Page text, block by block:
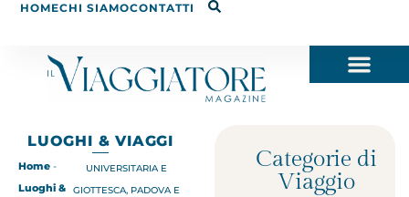
HOMECHI SIAMOCONTATTI
LUOGHI & VIAGGI
Home -
Luoghi &
UNIVERSITARIA E
GIOTTESCA, PADOVA E
Categorie di
Viaggio